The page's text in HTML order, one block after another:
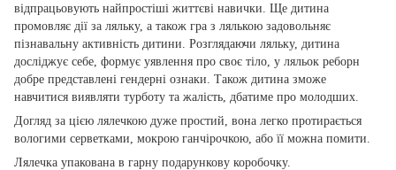
відпрацьовують найпростіші життєві навички. Ще дитина
промовляє дії за ляльку, а також гра з лялькою задовольняє
пізнавальну активність дитини. Розглядаючи ляльку, дитина
досліджує себе, формує уявлення про своє тіло, у ляльок реборн
добре представлені гендерні ознаки. Також дитина зможе
навчитися виявляти турботу та жалість, дбатиме про молодших.
Догляд за цією лялечкою дуже простий, вона легко протирається
вологими серветками, мокрою ганчірочкою, або її можна помити.
Лялечка упакована в гарну подарункову коробочку.